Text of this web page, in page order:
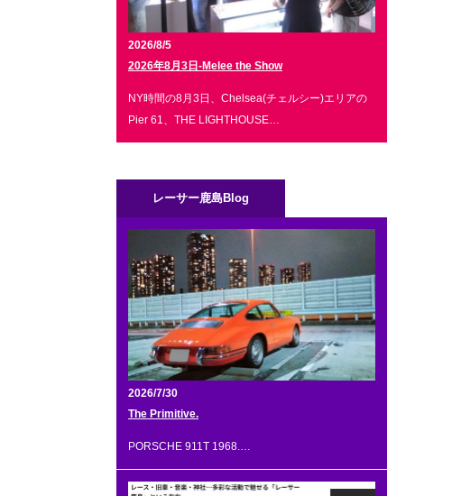
2026/8/5
2026年8月3日-Melee the Show
NY時間の8月3日、Chelsea(チェルシー)エリアの
Pier 61、THE LIGHTHOUSE…
レーサー鹿島Blog
2026/7/30
The Primitive.
PORSCHE 911T 1968.…